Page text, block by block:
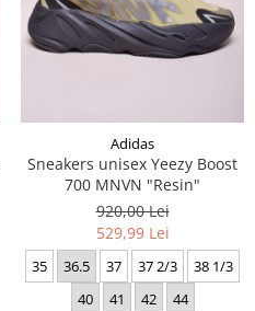
Adidas
Sneakers unisex Yeezy Boost
700 MNVN "Resin"
920,00 Lei
529,99 Lei
35 36.5 37 37 2/3
38 1/3
40
41 42
44